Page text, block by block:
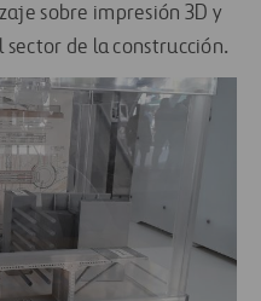
sobre impresión 3D y
sector de la construcción.